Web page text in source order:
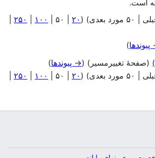
۵۰ مورد بعدی ) ( ۲۰ ۵۰ ۱۰۰ ۲۵۰
)
(صفحهٔ تغییرمسیر) (→ پیوندها)
۵۰ مورد بعدی ) ( ۲۰ ۵۰ ۱۰۰ ۲۵۰